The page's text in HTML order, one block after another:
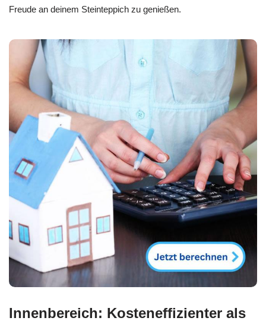
Freude an deinem Steinteppich zu genießen.
Innenbereich: Kosteneffizienter als